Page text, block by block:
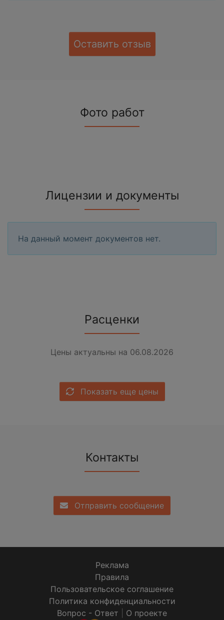
Оставить отзыв
Фото работ
Лицензии и документы
На данный момент документов нет.
Расценки
Цены актуальны на 06.08.2026
Показать еще цены
Контакты
Отправить сообщение
Реклама
Правила
Пользовательское соглашение
Политика конфиденциальности
Вопрос - Ответ
О проекте